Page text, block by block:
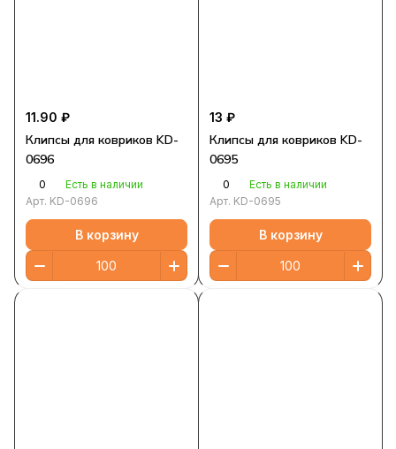
11.90 ₽
Клипсы для ковриков KD-
0696
0
Есть в наличии
Арт. KD-0696
В корзину
13 ₽
Клипсы для ковриков KD-
0695
0
Есть в наличии
Арт. KD-0695
В корзину